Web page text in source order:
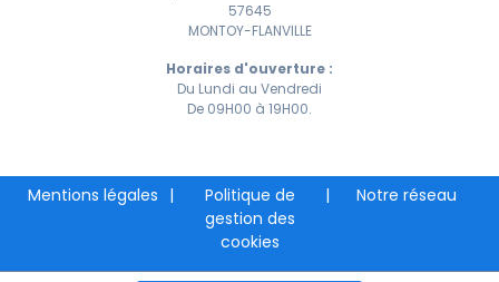
57645
MONTOY-FLANVILLE
Horaires d'ouverture :
Du Lundi au Vendredi
De 09H00 à 19H00.
Mentions légales
Politique de
gestion des
cookies
Notre réseau